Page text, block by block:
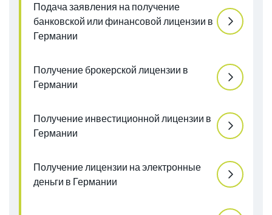
Подача заявления на получение
банковской или финансовой лицензии в
Германии
Получение брокерской лицензии в
Германии
Получение инвестиционной лицензии в
Германии
Получение лицензии на электронные
деньги в Германии